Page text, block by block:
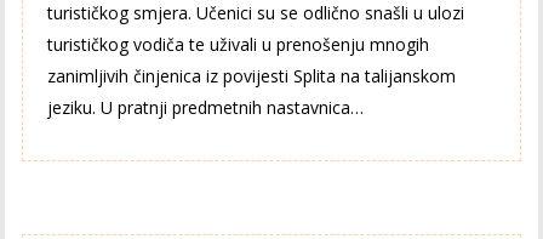
turističkog smjera. Učenici su se odlično snašli u ulozi
turističkog vodiča te uživali u prenošenju mnogih
zanimljivih činjenica iz povijesti Splita na talijanskom
jeziku. U pratnji predmetnih nastavnica…